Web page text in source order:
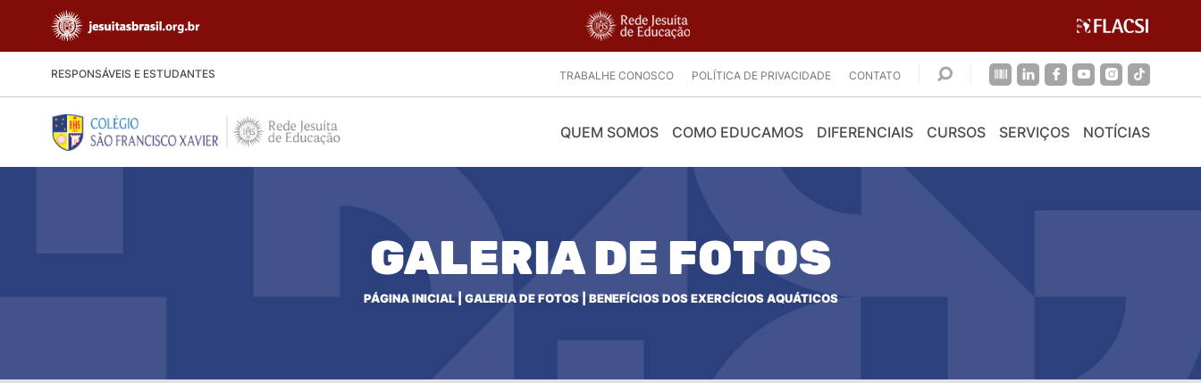
RESPONSÁVEIS E ESTUDANTES TRABALHE CONOSCO POLÍTICA DE PRIVACIDADE CONTATO
QUEM SOMOS COMO EDUCAMOS DIFERENCIAIS CURSOS SERVIÇOS NOTÍCIAS
GALERIA DE FOTOS
PÁGINA INICIAL| GALERIA DE FOTOS| BENEFÍCIOS DOS EXERCÍCIOS AQUÁTICOS